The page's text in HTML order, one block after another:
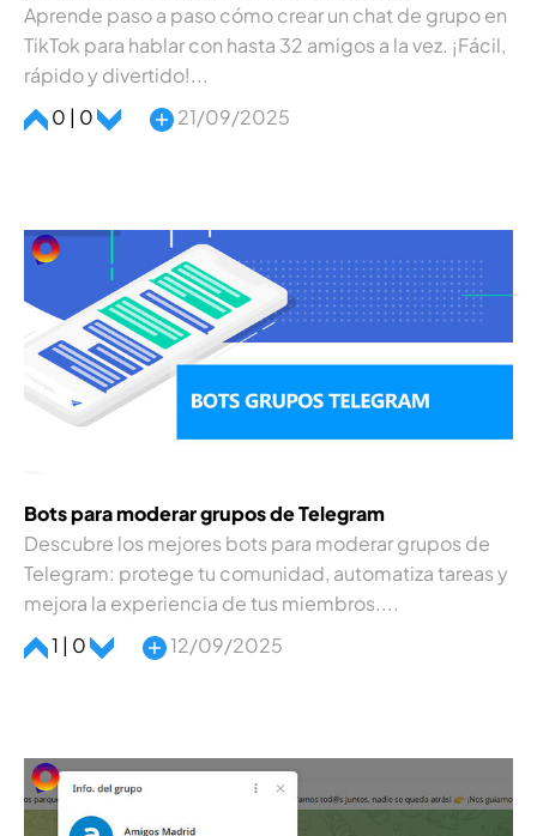
Aprende paso a paso cómo crear un chat de grupo en
TikTok para hablar con hasta 32 amigos a la vez. ¡Fácil,
rápido y divertido!...
0 | 0
21/09/2025
Bots para moderar grupos de Telegram
Descubre los mejores bots para moderar grupos de
Telegram: protege tu comunidad, automatiza tareas y
mejora la experiencia de tus miembros....
1 | 0
12/09/2025